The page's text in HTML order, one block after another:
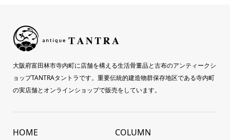
大阪府富田林市寺内町に店舗を構える生活骨董品と古布のアンティークシ
ョップTANTRAタントラです。重要伝統的建造物群保存地区である寺内町
の実店舗とオンラインショップで販売をしています。
HOME COLUMN